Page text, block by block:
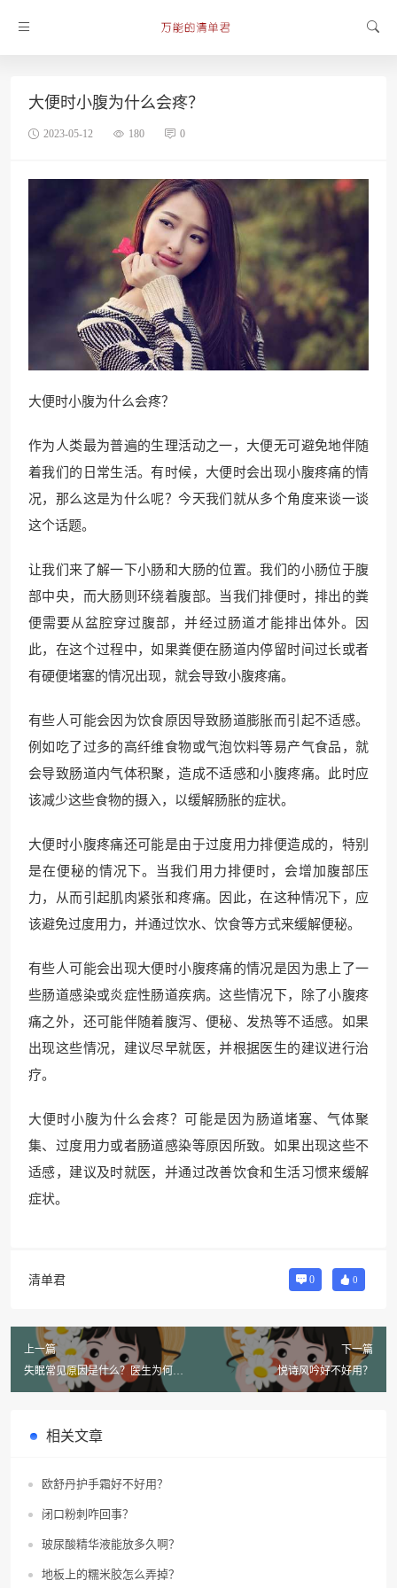
大便时小腹为什么会疼？
2023-05-12 180 0
大便时小腹为什么会疼？
作为人类最为普遍的生理活动之一，大便无可避免地伴随
着我们的日常生活。有时候，大便时会出现小腹疼痛的情
况，那么这是为什么呢？今天我们就从多个角度来谈一谈
这个话题。
让我们来了解一下小肠和大肠的位置。我们的小肠位于腹
部中央，而大肠则环绕着腹部。当我们排便时，排出的粪
便需要从盆腔穿过腹部，并经过肠道才能排出体外。因
此，在这个过程中，如果粪便在肠道内停留时间过长或者
有硬便堵塞的情况出现，就会导致小腹疼痛。
有些人可能会因为饮食原因导致肠道膨胀而引起不适感。
例如吃了过多的高纤维食物或气泡饮料等易产气食品，就
会导致肠道内气体积聚，造成不适感和小腹疼痛。此时应
该减少这些食物的摄入，以缓解肠胀的症状。
大便时小腹疼痛还可能是由于过度用力排便造成的，特别
是在便秘的情况下。当我们用力排便时，会增加腹部压
力，从而引起肌肉紧张和疼痛。因此，在这种情况下，应
该避免过度用力，并通过饮水、饮食等方式来缓解便秘。
有些人可能会出现大便时小腹疼痛的情况是因为患上了一
些肠道感染或炎症性肠道疾病。这些情况下，除了小腹疼
痛之外，还可能伴随着腹泻、便秘、发热等不适感。如果
出现这些情况，建议尽早就医，并根据医生的建议进行治
疗。
大便时小腹为什么会疼？可能是因为肠道堵塞、气体聚
集、过度用力或者肠道感染等原因所致。如果出现这些不
适感，建议及时就医，并通过改善饮食和生活习惯来缓解
症状。
清单君 0 0
上一篇
失眠常见原因是什么？医生为何不
愿透露？
下一篇
悦诗风吟好不好用？
相关文章
欧舒丹护手霜好不好用？
闭口粉刺咋回事？
玻尿酸精华液能放多久啊？
地板上的糯米胶怎么弄掉？